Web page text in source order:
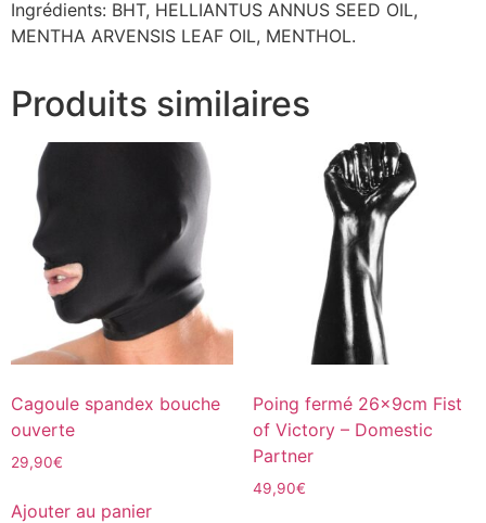
Ingrédients: BHT, HELLIANTUS ANNUS SEED OIL,
MENTHA ARVENSIS LEAF OIL, MENTHOL.
Produits similaires
Cagoule spandex bouche
ouverte
29,90€
Ajouter au panier
Poing fermé 26x9cm Fist
of Victory – Domestic
Partner
49,90€